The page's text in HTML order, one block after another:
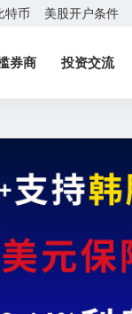
特币 美股开户条件
券商 投资交流